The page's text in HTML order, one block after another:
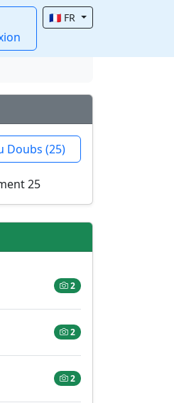
🇫🇷 FR
Doubs (25)
2
2
2